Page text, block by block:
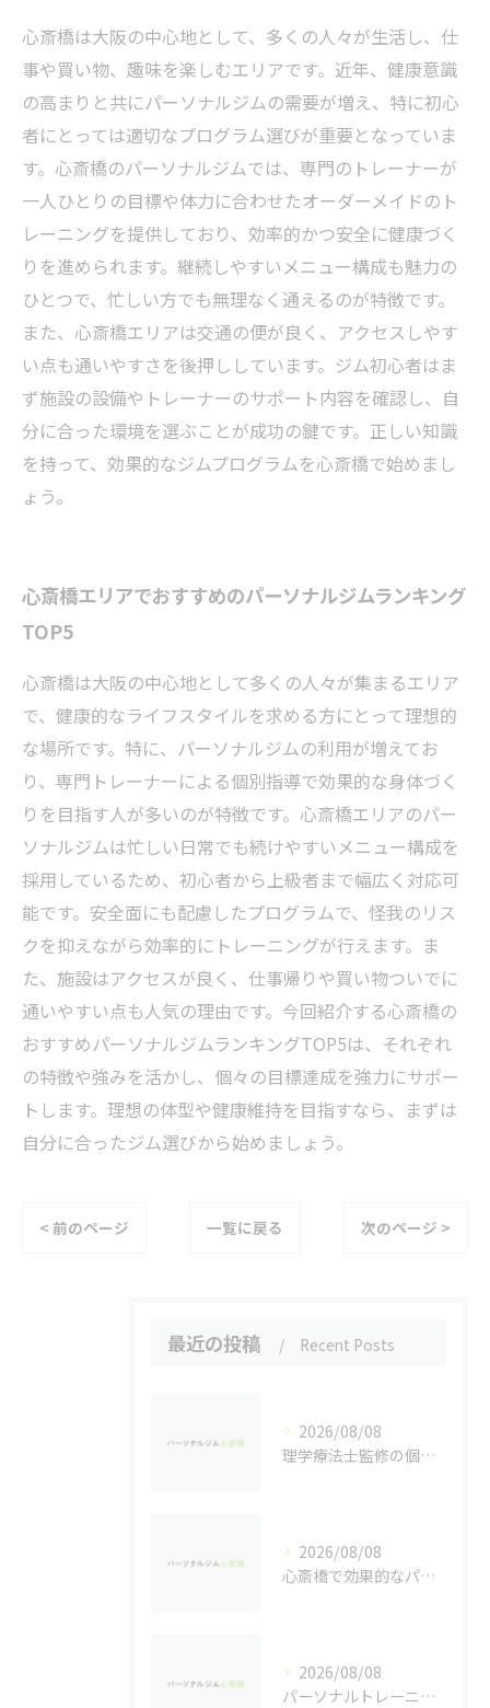
心斎橋は大阪の中心地として、多くの人々が生活し、仕
事や買い物、趣味を楽しむエリアです。近年、健康意識
の高まりと共にパーソナルジムの需要が増え、特に初心
者にとっては適切なプログラム選びが重要となっていま
す。心斎橋のパーソナルジムでは、専門のトレーナーが
一人ひとりの目標や体力に合わせたオーダーメイドのト
レーニングを提供しており、効率的かつ安全に健康づく
りを進められます。継続しやすいメニュー構成も魅力の
ひとつで、忙しい方でも無理なく通えるのが特徴です。
また、心斎橋エリアは交通の便が良く、アクセスしやす
い点も通いやすさを後押ししています。ジム初心者はま
ず施設の設備やトレーナーのサポート内容を確認し、自
分に合った環境を選ぶことが成功の鍵です。正しい知識
を持って、効果的なジムプログラムを心斎橋で始めまし
ょう。
心斎橋エリアでおすすめのパーソナルジムランキング
TOP5
心斎橋は大阪の中心地として多くの人々が集まるエリア
で、健康的なライフスタイルを求める方にとって理想的
な場所です。特に、パーソナルジムの利用が増えてお
り、専門トレーナーによる個別指導で効果的な身体づく
りを目指す人が多いのが特徴です。心斎橋エリアのパー
ソナルジムは忙しい日常でも続けやすいメニュー構成を
採用しているため、初心者から上級者まで幅広く対応可
能です。安全面にも配慮したプログラムで、怪我のリス
クを抑えながら効率的にトレーニングが行えます。ま
た、施設はアクセスが良く、仕事帰りや買い物ついでに
通いやすい点も人気の理由です。今回紹介する心斎橋の
おすすめパーソナルジムランキングTOP5は、それぞれ
の特徴や強みを活かし、個々の目標達成を強力にサポー
トします。理想の体型や健康維持を目指すなら、まずは
自分に合ったジム選びから始めましょう。
< 前のページ 一覧に戻る 次のページ >
最近の投稿 Recent Posts
2026/08/08
理学療法士監修の個別トレーニングで体の悩みを根本改善する方法
2026/08/08
心斎橋で効果的なパーソナルトレーニング法
2026/08/08
パーソナルトレーニングで自己挑戦するなら心斎橋駅近周辺で失敗しない選び方ガイド